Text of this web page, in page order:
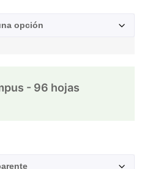
- 96 hojas